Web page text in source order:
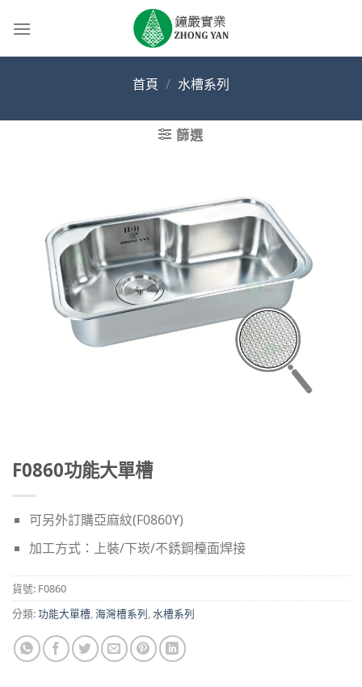
首頁 / 水槽系列
篩選
F0860功能大單槽
可另外訂購亞麻紋(F0860Y)
加工方式：上裝/下崁/不銹鋼檯面焊接
貨號: F0860
分類:功能大單槽,海灣槽系列,水槽系列